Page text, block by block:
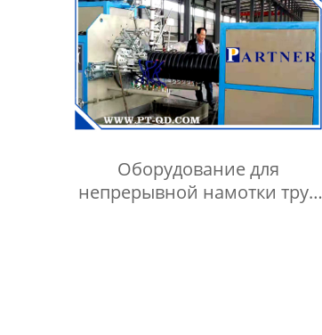
Оборудование для
непрерывной намотки труб